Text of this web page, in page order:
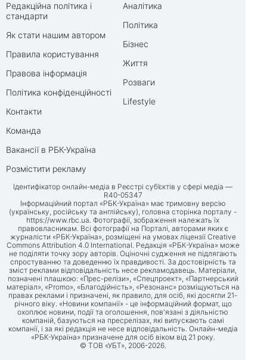
Редакційна політика і
стандарти
Як стати нашим автором
Правила користування
Правова інформація
Політика конфіденційності
Контакти
Команда
Вакансії в РБК-Україна
Розмістити рекламу
Аналітика
Політика
Бізнес
Життя
Розваги
Lifestyle
Ідентифікатор онлайн-медіа в Реєстрі суб’єктів у сфері медіа —
R40-05347
Інформаційний портал «РБК-Україна» має тримовну версію
(українську, російську та англійську), головна сторінка порталу -
https://www.rbc.ua. Фотографії, зображення належать їх
правовласникам. Всі фотографії на Порталі, авторами яких є
журналісти «РБК-Україна», розміщені на умовах ліцензії Creative
Commons Attribution 4.0 International. Редакція «РБК-Україна» може
не поділяти точку зору авторів. Оціночні судження не підлягають
спростуванню та доведенню їх правдивості. За достовірність та
зміст реклами відповідальність несе рекламодавець. Матеріали,
позначені плашкою: «Прес-релізи», «Спецпроект», «Партнерський
матеріал», «Promo», «Благодійність», «Резонанс» розміщуються на
правах реклами і призначені, як правило, для осіб, які досягли 21-
річного віку. «Новини компанії» - це інформаційний формат, що
охоплює новини, події та оголошення, пов'язані з діяльністю
компаній, базуються на пресрелізах, які випускають самі
компанії, і за які редакція не несе відповідальність. Онлайн-медіа
«РБК-Україна» призначене для осіб віком від 21 року.
© ТОВ «УБТ», 2006-2026.